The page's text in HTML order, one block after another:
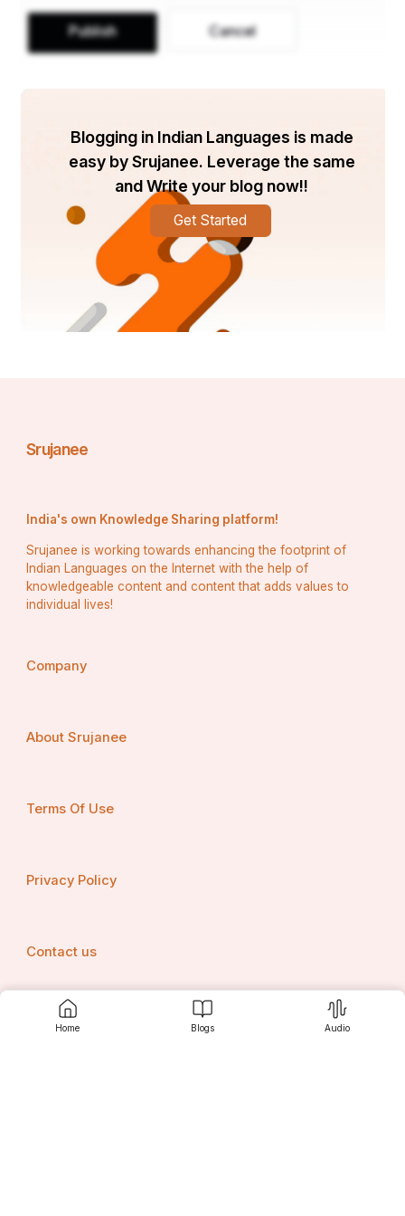
Home Blogs Audio
Publish Cancel
Blogging in Indian Languages is made
easy by Srujanee. Leverage the same
and Write your blog now!!
Get Started
Srujanee
India's own Knowledge Sharing platform!
Srujanee is working towards enhancing the footprint of
Indian Languages on the Internet with the help of
knowledgeable content and content that adds values to
individual lives!
Company
About Srujanee
Terms Of Use
Privacy Policy
Contact us
Srujanee